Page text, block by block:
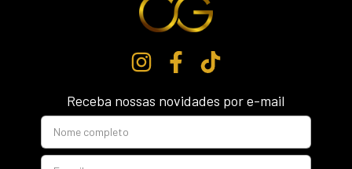
Receba nossas novidades por e-mail